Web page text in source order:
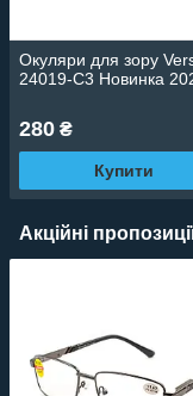
Окуляри для зору
24019-C3 Новинка
280 ₴
Купити
Акційні